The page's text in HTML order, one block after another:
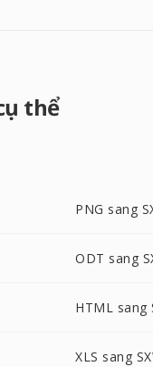
thể
PNG sang
ODT sang
HTML sang
XLS sang